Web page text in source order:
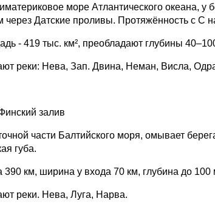
море Атлантического океана,
через Датские проливы. Протяжённость с С
- 419 тыс. км², преобладают глубины
реки: Нева, Зап. Двина, Неман, Висла,
залив
части Балтийского моря, омывает
губа.
390 км, ширина у входа 70 км, глубина до 100
реки. Нева, Луга, Нарва.